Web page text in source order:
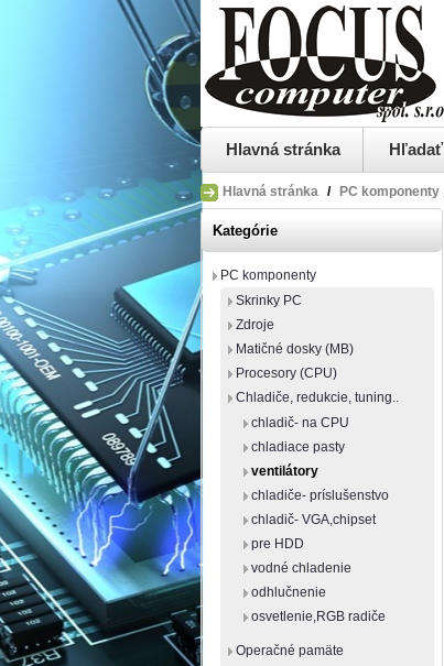
Hlavná stránka Hľadať
Hlavná stránka / PC komponenty
Kategórie
PC komponenty
Skrinky PC
Zdroje
Matičné dosky (MB)
Procesory (CPU)
Chladiče, redukcie, tuning..
chladič- na CPU
chladiace pasty
ventilátory
chladiče- príslušenstvo
chladič- VGA,chipset
pre HDD
vodné chladenie
odhlučnenie
osvetlenie,RGB radiče
Operačné pamäte